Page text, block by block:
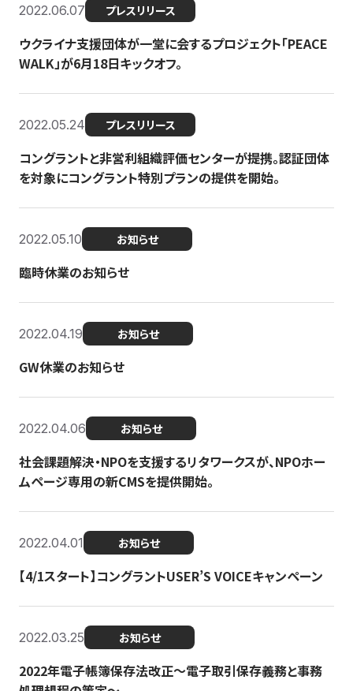
2022.06.07 プレスリリース
ウクライナ支援団体が一堂に会するプロジェクト「PEACE
WALK」が6月18日キックオフ。
2022.05.24 プレスリリース
コングラントと非営利組織評価センターが提携。認証団体
を対象にコングラント特別プランの提供を開始。
2022.05.10 お知らせ
臨時休業のお知らせ
2022.04.19 お知らせ
GW休業のお知らせ
2022.04.06 お知らせ
社会課題解決・NPOを支援するリタワークスが、NPOホー
ムページ専用の新CMSを提供開始。
2022.04.01 お知らせ
【4/1スタート】コングラントUSER’S VOICEキャンペーン
2022.03.25 お知らせ
2022年電子帳簿保存法改正～電子取引保存義務と事務